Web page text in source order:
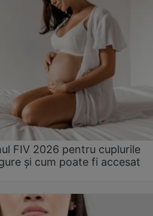
FIV 2026 pentru cuplurile
şi cum poate fi accesat